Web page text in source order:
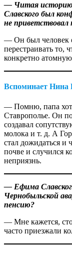
— Читая историю
Славского был
не приветствовал
— Он был человек
перестраивать то,
конкретно атомную
Вспоминает
— Помню, папа
Ставрополье. Он
создавал
молока и т. д. А
стал дожидаться и
почве и случился
неприязнь.
— Ефима
Чернобыльской
пенсию?
— Мне кажется,
часто приезжали